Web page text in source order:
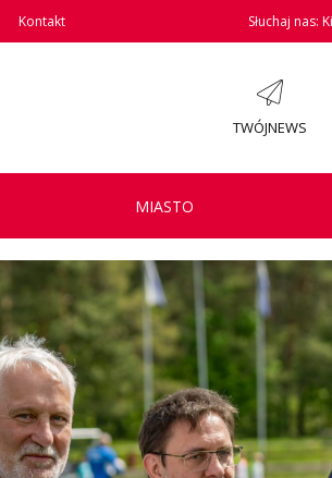
Kontakt Słuchaj nas:
TWÓJNEWS
MIASTO